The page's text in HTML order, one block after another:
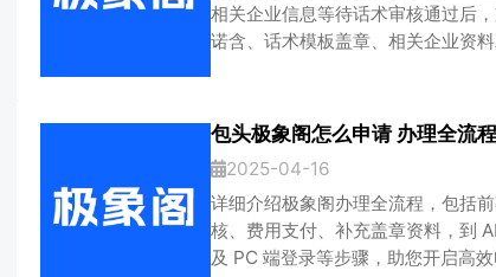
相关企业信息等待话术审核通过后
诺含、话术模板盖章、相关企业资
后发给对接的客服或者客户经理，
营业执照复印件盖公章法人身份证
包头极象阁怎么申请 办理全流程
2025-04-16
详细介绍极象阁办理全流程，包括
核、费用支付、补充盖章资料，到
及 PC 端登录等步骤，助您开启高